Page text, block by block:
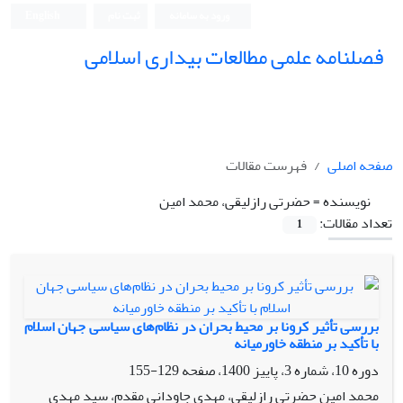
فصلنامه علمی مطالعات بیداری اسلامی
صفحه اصلی
فهرست مقالات
نویسنده =حضرتی رازلیقی، محمد امین
تعداد مقالات:
1
بررسی تأثیر کرونا بر محیط بحران در نظام‌های سیاسی جهان اسلام
با تأکید بر منطقه خاورمیانه
دوره 10، شماره 3، پاییز 1400، صفحه
129-155
محمد امین حضرتی رازلیقی، مهدی جاودانی مقدم، سید مهدی